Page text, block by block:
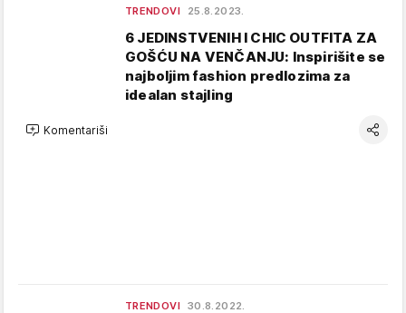
TRENDOVI 25.8.2023.
6 JEDINSTVENIH I CHIC OUTFITA ZA
GOŠĆU NA VENČANJU: Inspirišite se
najboljim fashion predlozima za
idealan stajling
Komentariši
TRENDOVI 30.8.2022.